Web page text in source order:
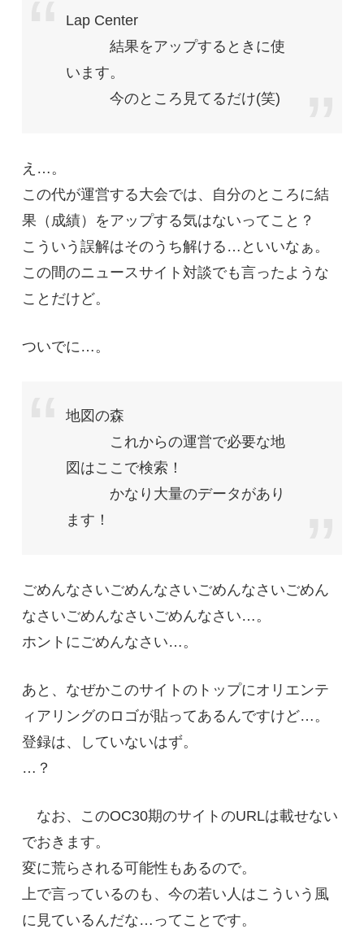
Lap Center
結果をアップするときに使
います。
今のところ見てるだけ(笑)
え…。
この代が運営する大会では、自分のところに結
果（成績）をアップする気はないってこと？
こういう誤解はそのうち解ける…といいなぁ。
この間のニュースサイト対談でも言ったような
ことだけど。
ついでに…。
地図の森
これからの運営で必要な地
図はここで検索！
かなり大量のデータがあり
ます！
ごめんなさいごめんなさいごめんなさいごめん
なさいごめんなさいごめんなさい…。
ホントにごめんなさい…。
あと、なぜかこのサイトのトップにオリエンテ
ィアリングのロゴが貼ってあるんですけど…。
登録は、していないはず。
…？
なお、このOC30期のサイトのURLは載せない
でおきます。
変に荒らされる可能性もあるので。
上で言っているのも、今の若い人はこういう風
に見ているんだな…ってことです。